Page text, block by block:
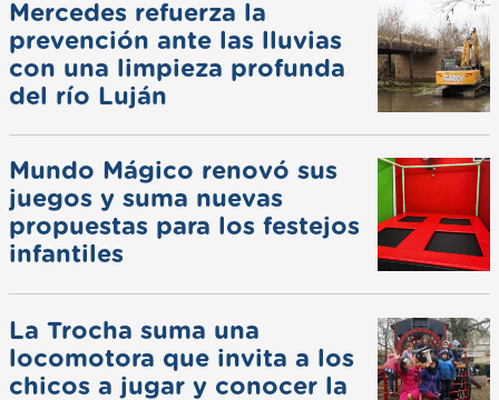
Mercedes refuerza la
prevención ante las lluvias
con una limpieza profunda
del río Luján
Mundo Mágico renovó sus
juegos y suma nuevas
propuestas para los festejos
infantiles
La Trocha suma una
locomotora que invita a los
chicos a jugar y conocer la